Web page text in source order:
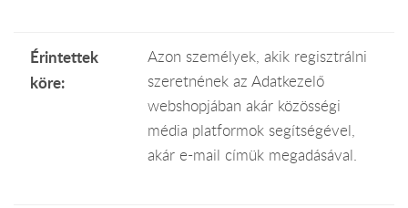
Érintettek
köre:
Azon személyek, akik regisztrálni
szeretnének az Adatkezelő
webshopjában akár közösségi
média platformok segítségével,
akár e-mail címük megadásával.